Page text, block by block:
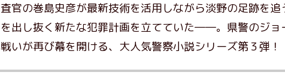
査官の巻島史彦が最新技術を活用しながら淡野の足跡を
を出し抜く新たな犯罪計画を立てていた――。県警のジョ
戦いが再び幕を開ける、大人気警察小説シリーズ第３弾！